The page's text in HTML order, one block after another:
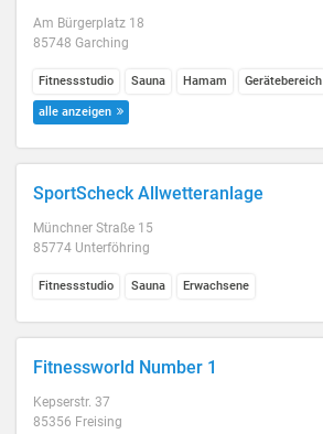
Am Bürgerplatz 18
85748 Garching
Fitnessstudio Sauna Hamam Gerätebereich
alle anzeigen
SportScheck Allwetteranlage
Münchner Straße 15
85774 Unterföhring
Fitnessstudio Sauna Erwachsene
Fitnessworld Number 1
Kepserstr. 37
85356 Freising